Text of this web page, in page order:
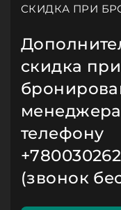
СКИДКА ПРИ
скидка при
телефону
(звонок